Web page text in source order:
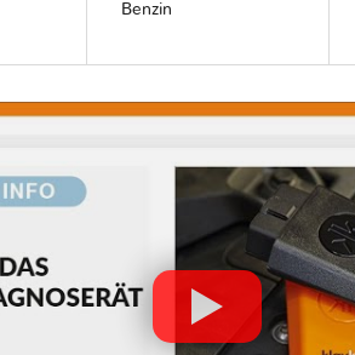
Benzin